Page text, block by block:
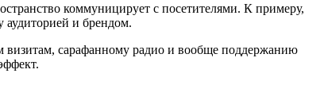
коммуницирует с посетителями. К примеру,
аудиторией и брендом.
визитам, сарафанному радио и вообще поддержанию